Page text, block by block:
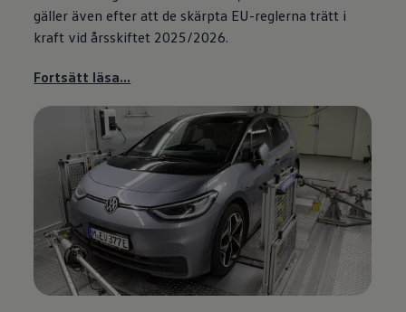
gäller även efter att de skärpta EU-reglerna trätt i
kraft vid årsskiftet 2025/2026.
Fortsätt läsa...